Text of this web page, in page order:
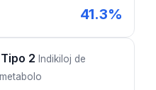
41.3%
2 Indikiloj de